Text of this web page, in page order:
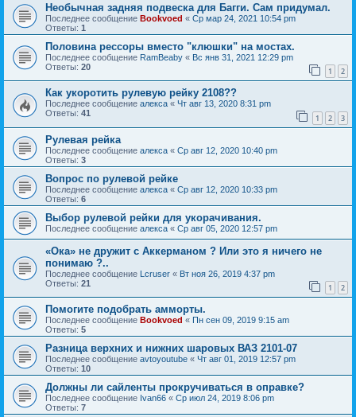
Необычная задняя подвеска для Багги. Сам придумал.
Последнее сообщение Bookvoed « Ср мар 24, 2021 10:54 pm
Ответы: 1
Половина рессоры вместо "клюшки" на мостах.
Последнее сообщение RamBeaby « Вс янв 31, 2021 12:29 pm
Ответы: 20 1 2
Как укоротить рулевую рейку 2108??
Последнее сообщение алекса « Чт авг 13, 2020 8:31 pm
Ответы: 41 1 2 3
Рулевая рейка
Последнее сообщение алекса « Ср авг 12, 2020 10:40 pm
Ответы: 3
Вопрос по рулевой рейке
Последнее сообщение алекса « Ср авг 12, 2020 10:33 pm
Ответы: 6
Выбор рулевой рейки для укорачивания.
Последнее сообщение алекса « Ср авг 05, 2020 12:57 pm
«Ока» не дружит с Аккерманом ? Или это я ничего не
понимаю ?..
Последнее сообщение Lcruser « Вт ноя 26, 2019 4:37 pm
Ответы: 21 1 2
Помогите подобрать амморты.
Последнее сообщение Bookvoed « Пн сен 09, 2019 9:15 am
Ответы: 5
Разница верхних и нижних шаровых ВАЗ 2101-07
Последнее сообщение avtoyoutube « Чт авг 01, 2019 12:57 pm
Ответы: 10
Должны ли сайленты прокручиваться в оправке?
Последнее сообщение Ivan66 « Ср июл 24, 2019 8:06 pm
Ответы: 7